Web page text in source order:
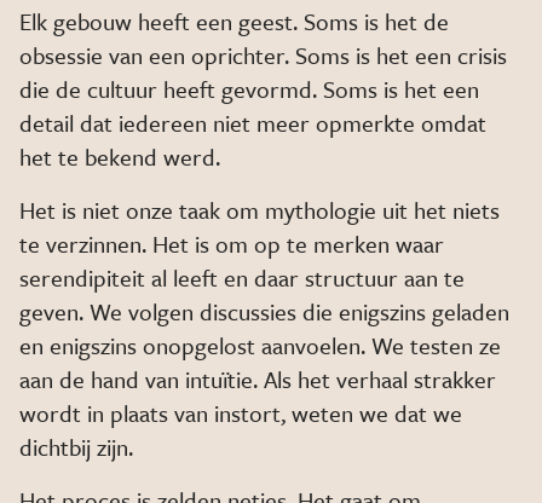
Elk gebouw heeft een geest. Soms is het de
obsessie van een oprichter. Soms is het een crisis
die de cultuur heeft gevormd. Soms is het een
detail dat iedereen niet meer opmerkte omdat
het te bekend werd.
Het is niet onze taak om mythologie uit het niets
te verzinnen. Het is om op te merken waar
serendipiteit al leeft en daar structuur aan te
geven. We volgen discussies die enigszins geladen
en enigszins onopgelost aanvoelen. We testen ze
aan de hand van intuïtie. Als het verhaal strakker
wordt in plaats van instort, weten we dat we
dichtbij zijn.